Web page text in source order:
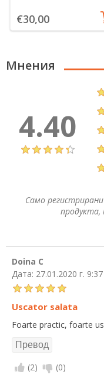
€30,00
Мнения
4.40
Само
Doina C
Дата: 27.01.2020 г.
Uscator salata
Foarte practic, foarte
(2) (0)